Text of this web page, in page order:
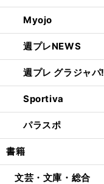
Myojo
週プレNEWS
週プレ グラジャパ!
Sportiva
パラスポ
書籍
文芸・文庫・総合